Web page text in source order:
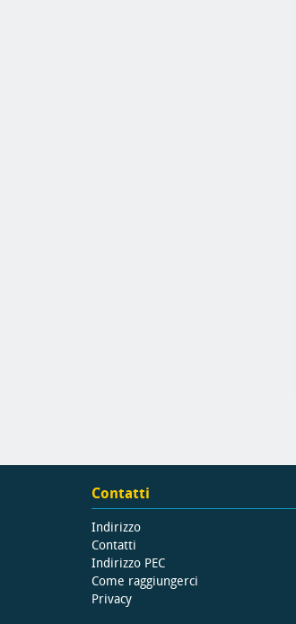
Contatti
Indirizzo
Contatti
Indirizzo PEC
Come raggiungerci
Privacy